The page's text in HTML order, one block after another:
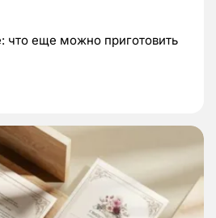
что еще можно приготовить